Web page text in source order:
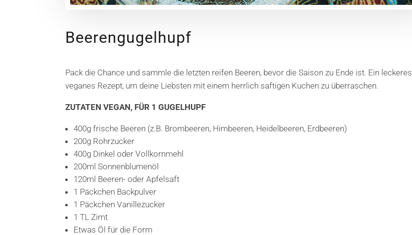
Beerengugelhupf
Pack die Chance und sammle die letzten reifen Beeren, bevor die Saison zu Ende ist. Ein leckeres
veganes Rezept, um deine Liebsten mit einem herrlich saftigen Kuchen zu überraschen.
ZUTATEN VEGAN, FÜR 1 GUGELHUPF
400g frische Beeren (z.B. Brombeeren, Himbeeren, Heidelbeeren, Erdbeeren)
200g Rohrzucker
400g Dinkel oder Vollkornmehl
200ml Sonnenblumenöl
120ml Beeren- oder Apfelsaft
1 Päckchen Backpulver
1 Päckchen Vanillezucker
1 TL Zimt
Etwas Öl für die Form